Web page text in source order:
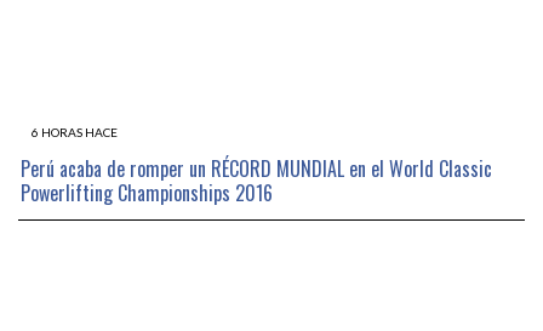
6 HORAS HACE
Perú acaba de romper un RÉCORD MUNDIAL en el World Classic
Powerlifting Championships 2016